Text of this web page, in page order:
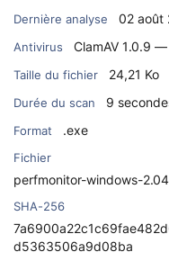
Dernière analyse 02 août
Antivirus ClamAV 1.0.9
Taille du fichier 24,21 Ko
Durée du scan 9
Format .exe
Fichier
perfmonitor-windows-
SHA-256
d5363506a9d08ba